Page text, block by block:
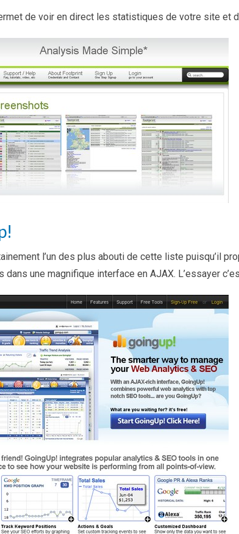
de voir en direct les statistiques de votre site et
l’un des plus abouti de cette liste puisqu’il
dans une magnifique interface en AJAX. L’essayer